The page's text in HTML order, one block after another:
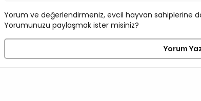
Yorum ve değerlendirmeniz, evcil hayvan sahiplerine
Yorumunuzu paylaşmak ister misiniz?
Yorum